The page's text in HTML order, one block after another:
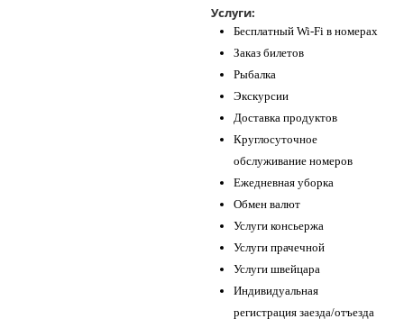
Услуги:
Бесплатный Wi-Fi в номерах
Заказ билетов
Рыбалка
Экскурсии
Доставка продуктов
Круглосуточное
обслуживание номеров
Ежедневная уборка
Обмен валют
Услуги консьержа
Услуги прачечной
Услуги швейцара
Индивидуальная
регистрация заезда/отъезда